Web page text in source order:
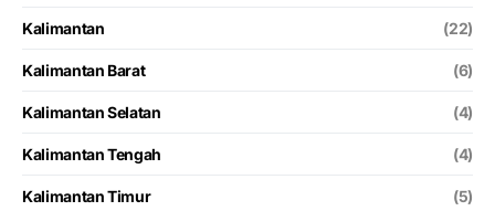
Kalimantan (22)
Kalimantan Barat (6)
Kalimantan Selatan (4)
Kalimantan Tengah (4)
Kalimantan Timur (5)